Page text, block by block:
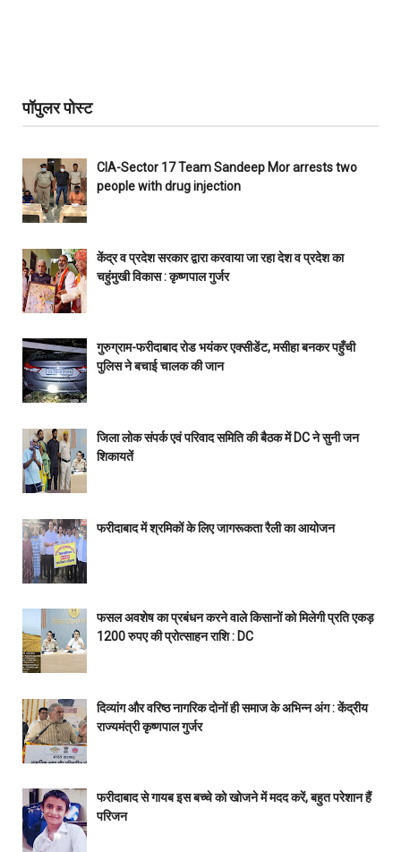
पॉपुलर पोस्ट
CIA-Sector 17 Team Sandeep Mor arrests two
people with drug injection
केंद्र व प्रदेश सरकार द्वारा करवाया जा रहा देश व प्रदेश का
चहुंमुखी विकास : कृष्णपाल गुर्जर
गुरुग्राम-फरीदाबाद रोड भयंकर एक्सीडेंट, मसीहा बनकर पहुँची
पुलिस ने बचाई चालक की जान
जिला लोक संपर्क एवं परिवाद समिति की बैठक में DC ने सुनी जन
शिकायतें
फरीदाबाद में श्रमिकों के लिए जागरूकता रैली का आयोजन
फसल अवशेष का प्रबंधन करने वाले किसानों को मिलेगी प्रति एकड़
1200 रुपए की प्रोत्साहन राशि : DC
दिव्यांग और वरिष्ठ नागरिक दोनों ही समाज के अभिन्न अंग : केंद्रीय
राज्यमंत्री कृष्णपाल गुर्जर
फरीदाबाद से गायब इस बच्चे को खोजने में मदद करें, बहुत परेशान हैं
परिजन